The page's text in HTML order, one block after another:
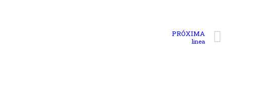
PRÓXIMA
linea